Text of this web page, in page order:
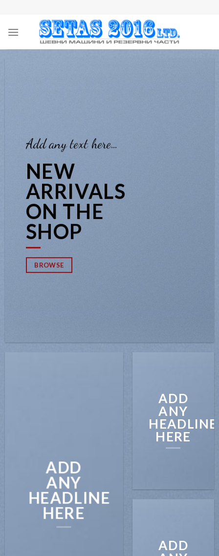
content
Add any text here…
NEW
ARRIVALS
ON THE
SHOP
BROWSE
ADD
ANY
HEADLINE
HERE
ADD
ANY
HEADLINE
HERE
ADD